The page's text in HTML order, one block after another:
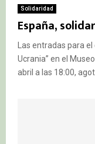
Solidaridad
España,
Las entradas para
Ucrania” en el
abril a las 18:00,